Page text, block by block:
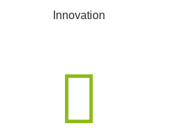
Innovation